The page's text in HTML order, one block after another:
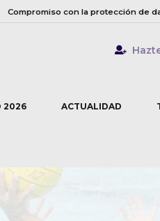
Compromiso con la protección de
2026 ACTUALIDAD